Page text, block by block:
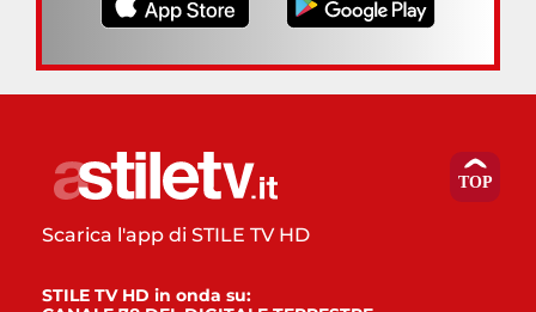
Scarica l'app di STILE TV HD
STILE TV HD in onda su: